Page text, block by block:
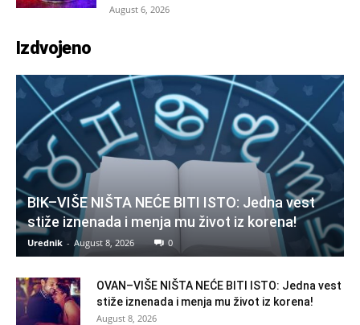
August 6, 2026
Izdvojeno
BIK–VIŠE NIŠTA NEĆE BITI ISTO: Jedna vest
stiže iznenada i menja mu život iz korena!
Urednik - August 8, 2026 0
OVAN–VIŠE NIŠTA NEĆE BITI ISTO: Jedna vest
stiže iznenada i menja mu život iz korena!
August 8, 2026